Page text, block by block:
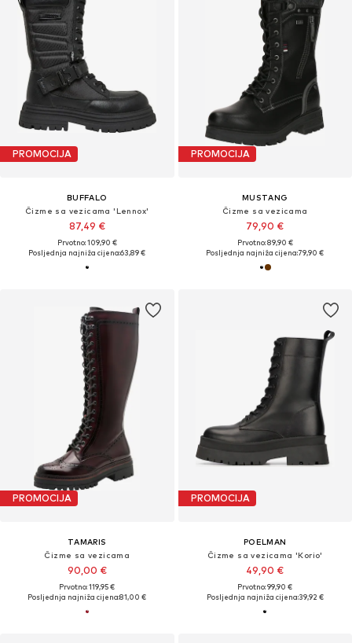
PROMOCIJA
BUFFALO
Čizme sa vezicama 'Lennox'
87,49 €
Prvotno: 109,90 €
Posljednja najniža cijena:63,89 €
PROMOCIJA
MUSTANG
Čizme sa vezicama
79,90 €
Prvotno: 89,90 €
Posljednja najniža cijena:79,90 €
PROMOCIJA
TAMARIS
Čizme sa vezicama
90,00 €
Prvotno: 119,95 €
Posljednja najniža cijena:81,00 €
PROMOCIJA
POELMAN
Čizme sa vezicama 'Korio'
49,90 €
Prvotno: 99,90 €
Posljednja najniža cijena:39,92 €